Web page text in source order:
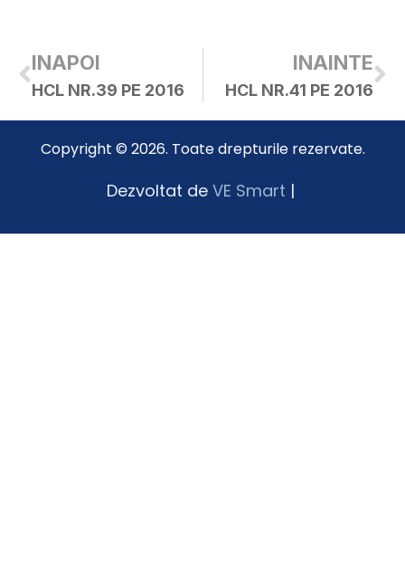
INAPOI
HCL NR.39 PE 2016
INAINTE
HCL NR.41 PE 2016
Copyright © 2026. Toate drepturile rezervate.
Dezvoltat de VE Smart |